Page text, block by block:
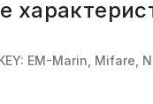
EM-Marin, Mifare,